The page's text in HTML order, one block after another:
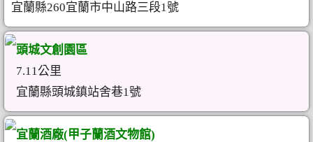
宜蘭縣260宜蘭市中山路三段1號
頭城文創園區
7.11公里
宜蘭縣頭城鎮站舍巷1號
宜蘭酒廠(甲子蘭酒文物館)